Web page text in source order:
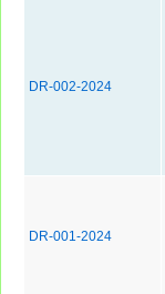
DR-002-2024
DR-001-2024